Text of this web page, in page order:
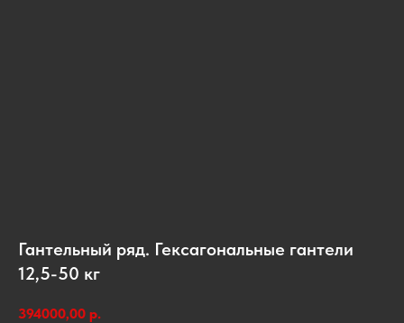
Гантельный ряд. Гексагональные гантели
12,5-50 кг
394000,00 р.